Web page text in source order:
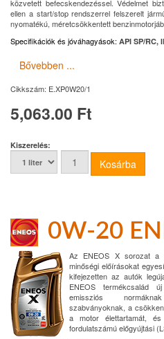
közvetett befecskendezéssel. Védelmet
ellen a start/stop rendszerrel felszerelt
nyomatékú, méretcsökkentett
Specifikációk és jóváhagyások: API SP/RC,
Bővebben ...
Cikkszám: E.XP0W20/1
5,063.00 Ft
Kiszerelés:
0W-20
Az ENEOS X sorozat a
minőségi előírásokat
kifejezetten az autók
ENEOS termékcsalád
emissziós
szabványoknak, a
a motor élettartamát,
fordulatszámú előgyújtási